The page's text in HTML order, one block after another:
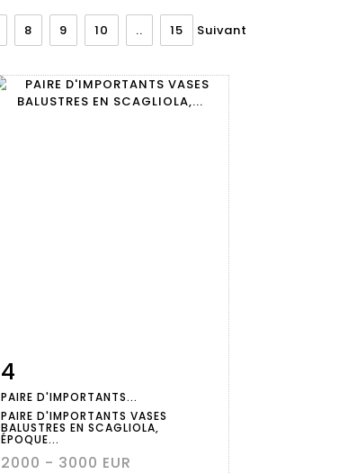
8 9 10 .. 15 Suivant
détaillée
4
PAIRE D'IMPORTANTS...
PAIRE D'IMPORTANTS VASES
BALUSTRES EN SCAGLIOLA,
ÉPOQUE...
2000 - 3000 EUR